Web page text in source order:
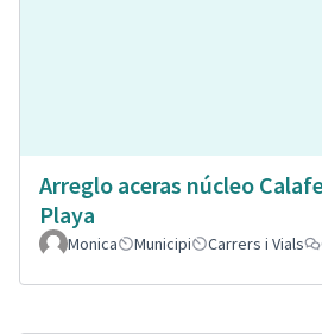
Arreglo aceras núcleo
Playa
Monica Municipi Carrers i Vials